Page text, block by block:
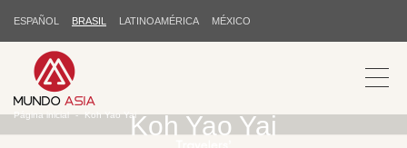
ESPAÑOL BRASIL LATINOAMÉRICA MÉXICO
Koh Yao Yai
Página inicial Koh Yao Yai